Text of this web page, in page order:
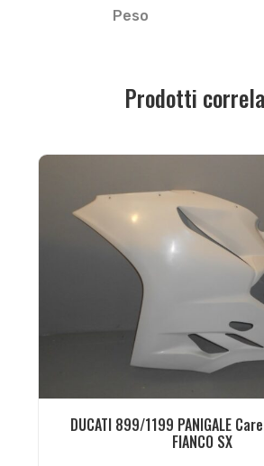
Peso
Prodotti
DUCATI 899/1199 PANIGALE
FIANCO SX